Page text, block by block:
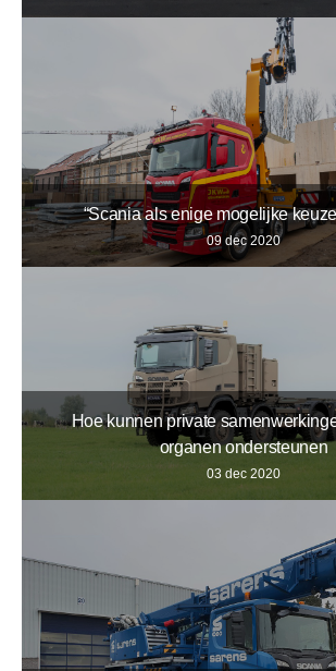
“Scania als enige mogelijke
09 dec 2020
Hoe kunnen private
organen ondersteunen
03 dec 2020